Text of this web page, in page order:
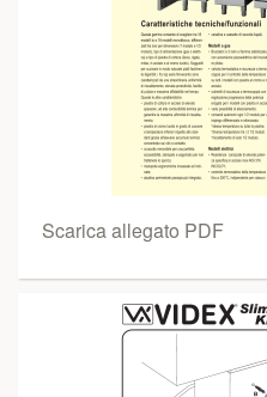
Scarica allegato PDF